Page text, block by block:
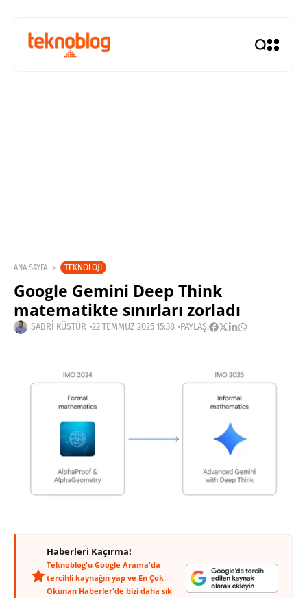
ANA SAYFA TEKNOLOJI
Google Gemini Deep Think
matematikte sınırları zorladı
SABRI KÜSTÜR 22 TEMMUZ 2025 15:38 PAYLAŞ:
Haberleri Kaçırma!
Teknoblog'u Google Arama'da
tercihli kaynağın yap ve En Çok
Okunan Haberler'de bizi daha sık